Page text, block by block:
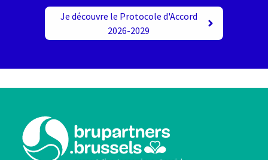
Je découvre le Protocole d'Accord
2026-2029